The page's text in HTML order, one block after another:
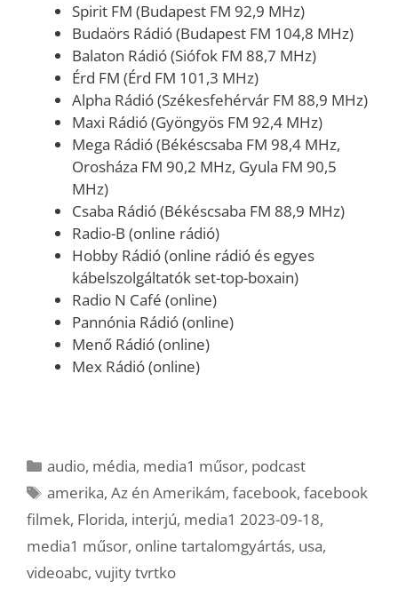
Spirit FM (Budapest FM 92,9 MHz)
Budaörs Rádió (Budapest FM 104,8 MHz)
Balaton Rádió (Siófok FM 88,7 MHz)
Érd FM (Érd FM 101,3 MHz)
Alpha Rádió (Székesfehérvár FM 88,9 MHz)
Maxi Rádió (Gyöngyös FM 92,4 MHz)
Mega Rádió (Békéscsaba FM 98,4 MHz,
Orosháza FM 90,2 MHz, Gyula FM 90,5
MHz)
Csaba Rádió (Békéscsaba FM 88,9 MHz)
Radio-B (online rádió)
Hobby Rádió (online rádió és egyes
kábelszolgáltatók set-top-boxain)
Radio N Café (online)
Pannónia Rádió (online)
Menő Rádió (online)
Mex Rádió (online)
Kategória
audio, média, media1 műsor, podcast
Címkék
amerika,Az én Amerikám,facebook,facebook
filmek, Florida, interjú, media1 2023-09-18,
media1 műsor, online tartalomgyártás, usa,
videoabc, vujity tvrtko